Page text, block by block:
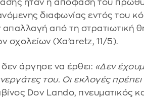
ήταν η απόφαση του
διαφωνίας εντός του
απαλλαγή από τη στρατιωτική
σχολείων (Xa’aretz, 11/5).
άργησε να έρθει: «Δεν
του. Οι εκλογές
Dov Lando, πνευματικός